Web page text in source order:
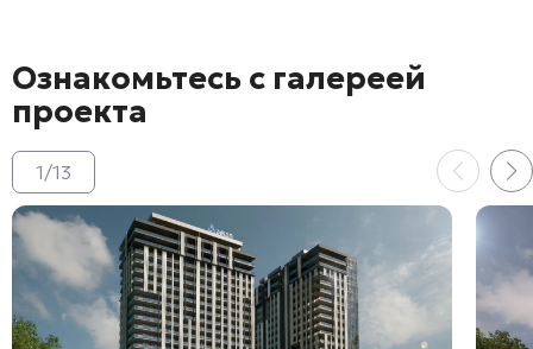
Ознакомьтесь с галереей
проекта
1/13